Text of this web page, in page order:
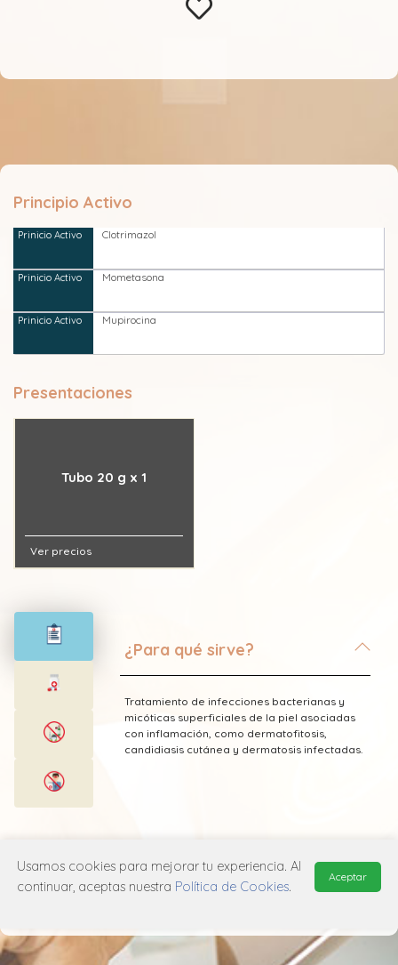
Principio Activo
Clotrimazol
Mometasona
Mupirocina
Presentaciones
Tubo 20 g x 1
Ver precios
¿Para qué sirve?
Tratamiento de infecciones bacterianas y
micóticas superficiales de la piel asociadas
con inflamación, como dermatofitosis,
candidiasis cutánea y dermatosis infectadas.
Sanfer publicada en el Vademecum
Farmacéutico Edifarm (ISBN: 9798281009201)
Usamos cookies para mejorar tu experiencia. Al
continuar, aceptas nuestra Política de Cookies.
Aceptar